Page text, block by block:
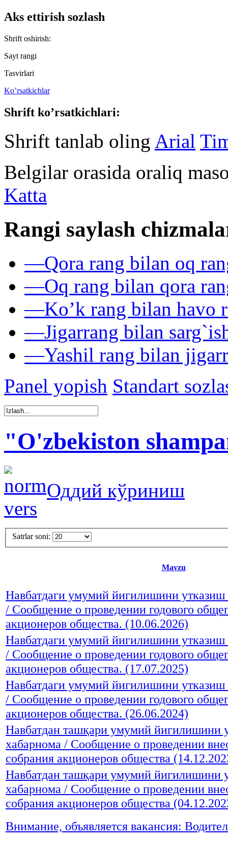
Aks ettirish sozlash
Shrift oshirish:
Sayt rangi
Tasvirlari
Ko’rsatkichlar
Shrift ko’rsatkichlari:
Shrift tanlab oling Arial
Belgilar orasida oraliq
Katta
Rangi saylash
—Qora rang bilan oq
—Oq rang bilan qora
—Ko’k rang bilan havo
—Jigarrang bilan
—Yashil rang bilan
Panel yopish Standart
"O'zbekiston
Оддий кўриниш
Satrlar soni:
Mavzu
Навбатдаги умумий йигилишини утказиш
/ Сообщение о проведении годового
акционеров общества. (10.06.2026)
Навбатдаги умумий йигилишини утказиш
/ Сообщение о проведении годового
акционеров общества. (17.07.2025)
Навбатдаги умумий йигилишини утказиш
/ Сообщение о проведении годового
акционеров общества. (26.06.2024)
Навбатдан ташқари умумий йигилишини
хабарнома / Сообщение о проведении
собрания акционеров общества
Навбатдан ташқари умумий йигилишини
хабарнома / Сообщение о проведении
собрания акционеров общества
Внимание, объявляется вакансия: